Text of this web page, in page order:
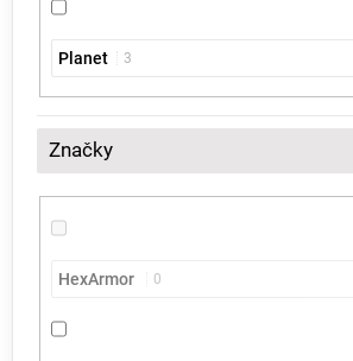
Planet 3
Značky
HexArmor 0